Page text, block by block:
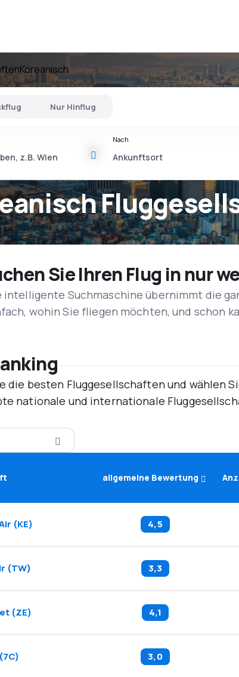
Koreanisch
Nur Hinflug
Nach
Sie Ihren Flug in nur
intelligente Suchmaschine übernimmt die
wohin Sie fliegen möchten, und schon
die besten Fluggesellschaften und wählen
nationale und internationale
allgemeine Bewertung
(KE) 4,5
(TW) 3,3
(ZE) 4,1
(7C) 3,0